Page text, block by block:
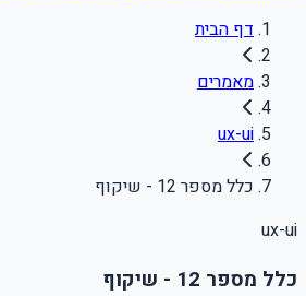
דף הבית
מאמרים
ux-ui
כלל מספר 12 - שיקוף
ux-ui
כלל מספר 12 - שיקוף